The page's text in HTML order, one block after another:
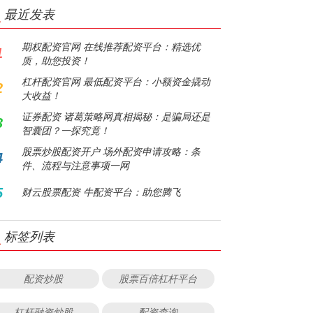
最近发表
期权配资官网 在线推荐配资平台：精选优
质，助您投资！
杠杆配资官网 最低配资平台：小额资金撬动
大收益！
证券配资 诸葛策略网真相揭秘：是骗局还是
智囊团？一探究竟！
股票炒股配资开户 场外配资申请攻略：条
件、流程与注意事项一网
财云股票配资 牛配资平台：助您腾飞
标签列表
配资炒股 股票百倍杠杆平台